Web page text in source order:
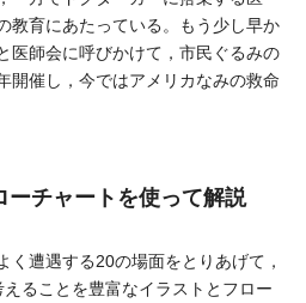
教育にあたっている。もう少し早か
医師会に呼びかけて，市民ぐるみの
開催し，今ではアメリカなみの救命
ーチャートを使って解説
遭遇する20の場面をとりあげて，
ることを豊富なイラストとフロー